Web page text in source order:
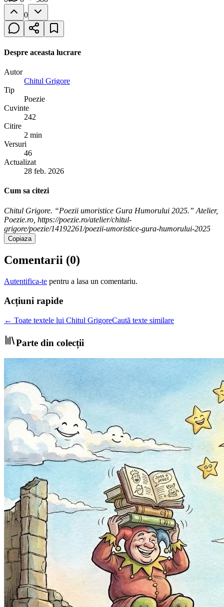
0
Despre aceasta lucrare
Autor
Chitul Grigore
Tip
Poezie
Cuvinte
242
Citire
2 min
Versuri
46
Actualizat
28 feb. 2026
Cum sa citezi
Chitul Grigore. “Poezii umoristice Gura Humorului 2025.” Atelier,
Poezie.ro, https://poezie.ro/atelier/chitul-
grigore/poezie/14192261/poezii-umoristice-gura-humorului-2025
Copiaza
Comentarii (0)
Autentifica-te pentru a lasa un comentariu.
Acțiuni rapide
← Toate textele lui Chitul GrigoreCaută texte similare
Parte din colecții